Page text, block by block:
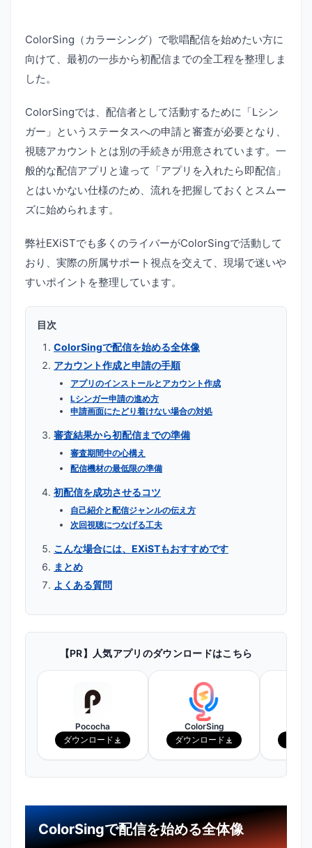
ColorSing（カラーシング）で歌唱配信を始めたい方に
向けて、最初の一歩から初配信までの全工程を整理しま
した。
ColorSingでは、配信者として活動するために「Lシン
ガー」というステータスへの申請と審査が必要となり、
視聴アカウントとは別の手続きが用意されています。一
般的な配信アプリと違って「アプリを入れたら即配信」
とはいかない仕様のため、流れを把握しておくとスムー
ズに始められます。
弊社EXiSTでも多くのライバーがColorSingで活動して
おり、実際の所属サポート視点を交えて、現場で迷いや
すいポイントを整理しています。
目次
ColorSingで配信を始める全体像
アカウント作成と申請の手順
アプリのインストールとアカウント作成
Lシンガー申請の進め方
申請画面にたどり着けない場合の対処
審査結果から初配信までの準備
審査期間中の心構え
配信機材の最低限の準備
初配信を成功させるコツ
自己紹介と配信ジャンルの伝え方
次回視聴につなげる工夫
こんな場合には、EXiSTもおすすめです
まとめ
よくある質問
【PR】人気アプリのダウンロードはこちら
Pococha
ダウンロード
ColorSing
ダウンロード
ColorSingで配信を始める全体像